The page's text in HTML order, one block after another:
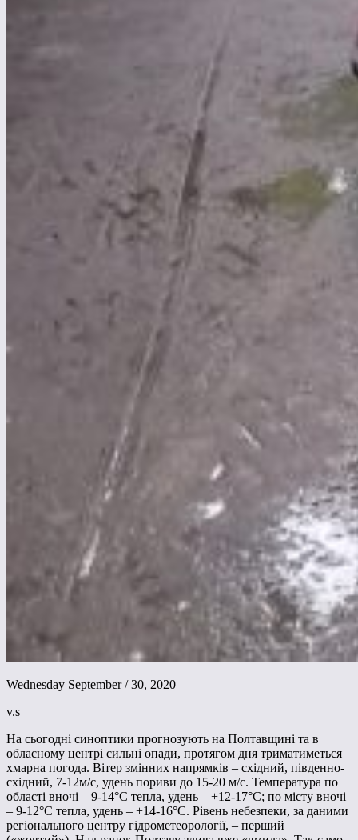
Wednesday September / 30, 2020
v.s
На сьогодні синоптики прогнозують на Полтавщині та в
обласному центрі сильні опади, протягом дня триматиметься
хмарна погода. Вітер змінних напрямків – східний, південно-
східний, 7-12м/с, удень пориви до 15-20 м/с. Температура по
області вночі – 9-14°С тепла, удень – +12-17°С; по місту вночі
– 9-12°С тепла, удень – +14-16°С. Рівень небезпеки, за даними
регіонального центру гідрометеорології, – перший